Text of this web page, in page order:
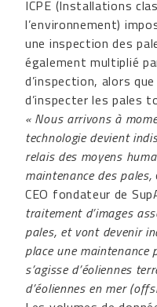
ICPE (Installations
l’environnement)
une inspection des
également multiplié
d’inspection, alors
d’inspecter les pales
« Nous arrivons à
technologie devient
relais des moyens
maintenance des pales,
CEO fondateur de
traitement d’images
pales, et vont devenir
place une maintenance
s’agisse d’éoliennes
d’éoliennes en mer